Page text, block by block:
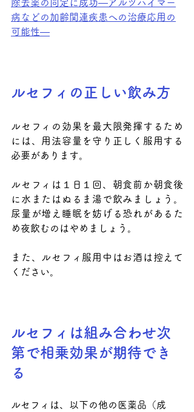
除去薬の同定に成功―アルツハイマー
病などの加齢関連疾患への治療応用の
可能性―
ルセフィの正しい飲み方
ルセフィの効果を最大限発揮するため
には、用法容量を守り正しく服用する
必要があります。
ルセフィは１日１回、朝食前か朝食後
に水またはぬるま湯で飲みましょう。
尿量が増え睡眠を妨げる恐れがあるた
め夜飲むのはやめましょう。
また、ルセフィ服用中はお酒は控えて
ください。
ルセフィは組み合わせ次
第で相乗効果が期待でき
る
ルセフィは、
以下の他の医薬品（成